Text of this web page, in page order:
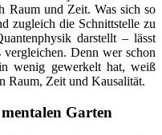
Raum und Zeit. Was sich so
zugleich die Schnittstelle zu
darstellt – lässt
Denn wer schon
wenig gewerkelt hat, weiß
Raum, Zeit und Kausalität.
Garten